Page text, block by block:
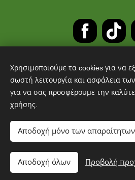
Προσθήκη
ΔΩΡΕΑΝ
ΠΑΡΑΓΓΕΛΙΕΣ ΑΝΩ
Cookies
Χρησιμοποιούμε τα cookies για να
σωστή λειτουργία και ασφάλεια
για να σας προσφέρουμε την
χρήσης.
Αποδοχή μόνο των απαραίτητων
Αποδοχή όλων Προβολή